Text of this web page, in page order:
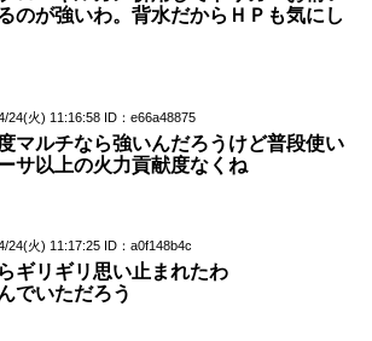
のが強いわ。背水だからＨＰも気にし
24(火) 11:16:58 ID：e66a48875
マルチなら強いんだろうけど普段使い
サ以上の火力貢献度なくね
24(火) 11:17:25 ID：a0f148b4c
ギリギリ思い止まれたわ
でいただろう